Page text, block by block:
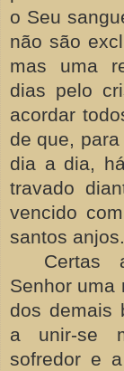
o Seu
não são
mas uma
dias pelo
acordar
de que,
dia a dia,
travado
vencido
santos anjos.
Certas
Senhor uma
dos demais
a unir-se
sofredor e